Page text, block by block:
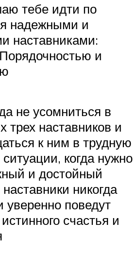
тебе идти по
надежными и
наставниками:
и
не усомниться в
трех наставников и
к ним в трудную
когда нужно
и достойный
никогда
уверенно поведут
счастья и